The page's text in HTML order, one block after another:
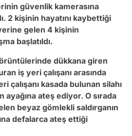
güvenlik kamerasına
2 kişinin hayatını kaybettiği
gelen 4 kişinin
başlatıldı.
dükkana giren
iş yeri çalışanı arasında
çalışanı kasada bulunan silahı
ayağına ateş ediyor. O sırada
beyaz gömlekli saldırganın
defalarca ateş ettiği